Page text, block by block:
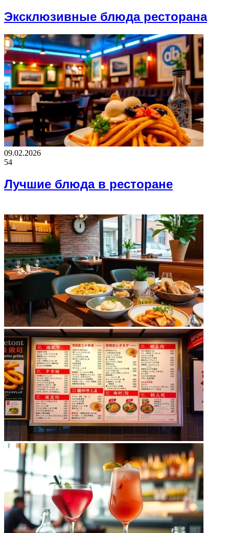
Эксклюзивные блюда ресторана
09.02.2026
54
Лучшие блюда в ресторане